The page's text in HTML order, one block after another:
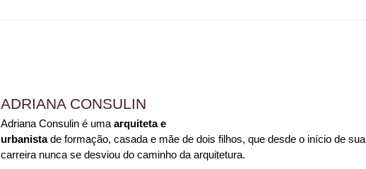
ADRIANA CONSULIN
Adriana Consulin é uma arquiteta e
urbanistade formação, casada e mãe de dois filhos, que desde o início de sua
carreira nunca se desviou do caminho da arquitetura.